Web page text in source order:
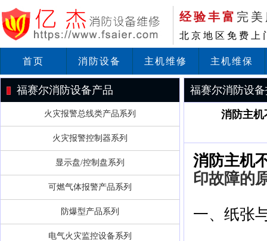
经验丰富 完
北京地区免费上
首页 消防设备 主机维修 主机维保
福赛尔消防设备产品
火灾报警总线类产品系列
火灾报警控制器系列
显示盘/控制盘系列
可燃气体报警产品系列
防爆型产品系列
电气火灾监控设备系列
福赛尔消防设
消防主机
消防主机
印故障的
一、纸张